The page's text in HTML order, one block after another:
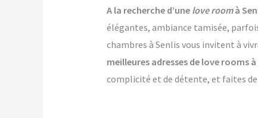
A la recherche d’une love roomà
élégantes, ambiance tamisée,
chambres à Senlis vous invitent à
meilleures adresses de love rooms à
complicité et de détente, et faites